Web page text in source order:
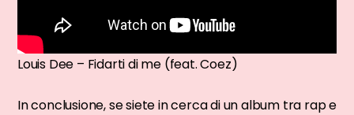
Louis Dee – Fidarti di me (feat. Coez)
In conclusione, se siete in cerca di un album tra rap e